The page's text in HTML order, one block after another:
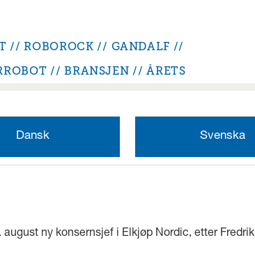
ROBOROCK
GANDALF
BRANSJEN ÅRETS
Dansk Svenska
ny konsernsjef i Elkjøp Nordic, etter Fredrik